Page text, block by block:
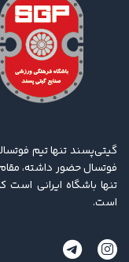
گیتی‌پسند تنها تیم
فوتسال حضور داشته،
تنها باشگاه ایرانی است
است.